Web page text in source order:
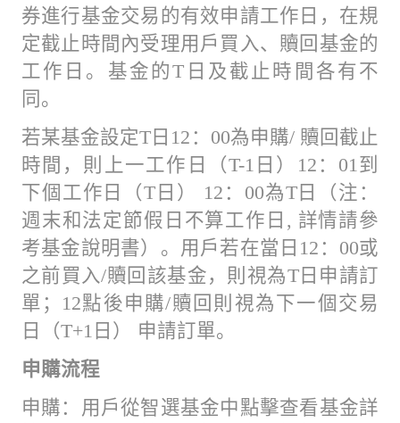
券進行基金交易的有效申請工作日，在規
定截止時間內受理用戶買入、贖回基金的
工作日。基金的T日及截止時間各有不
同。
若某基金設定T日12：00為申購/ 贖回截止
時間，則上一工作日（T-1日）12：01到
下個工作日（T日） 12：00為T日（注：
週末和法定節假日不算工作日, 詳情請參
考基金說明書）。用戶若在當日12：00或
之前買入/贖回該基金，則視為T日申請訂
單；12點後申購/贖回則視為下一個交易
日（T+1日） 申請訂單。
申購流程
申購：用戶從智選基金中點擊查看基金詳